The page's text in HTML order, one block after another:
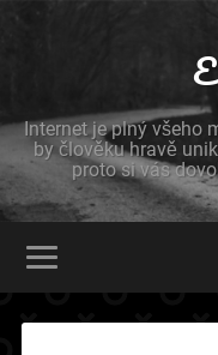
Internet je plný všeho
by člověku hravě
proto si vás